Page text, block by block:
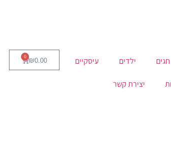
חגים ילדים עיסקיים
יצירת קשר
₪0.00
0